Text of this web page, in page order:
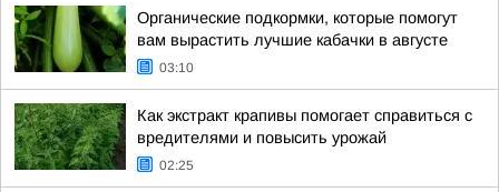
Органические подкормки, которые помогут
вам вырастить лучшие кабачки в августе
03:10
Как экстракт крапивы помогает справиться с
вредителями и повысить урожай
02:25